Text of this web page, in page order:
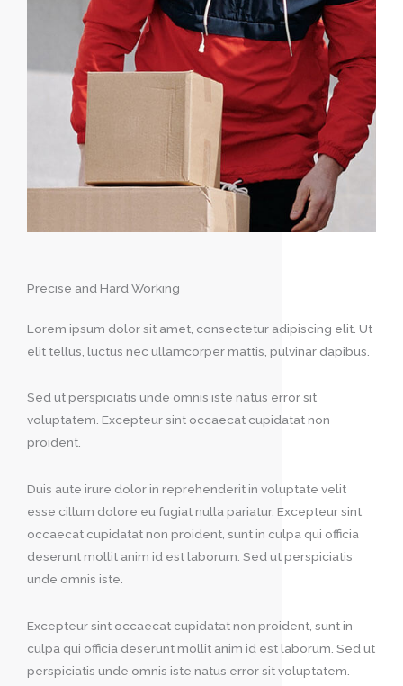
Precise and Hard Working
Lorem ipsum dolor sit amet, consectetur adipiscing elit. Ut
elit tellus, luctus nec ullamcorper mattis, pulvinar dapibus.
Sed ut perspiciatis unde omnis iste natus error sit
voluptatem. Excepteur sint occaecat cupidatat non
proident.
Duis aute irure dolor in reprehenderit in voluptate velit
esse cillum dolore eu fugiat nulla pariatur. Excepteur sint
occaecat cupidatat non proident, sunt in culpa qui officia
deserunt mollit anim id est laborum. Sed ut perspiciatis
unde omnis iste.
Excepteur sint occaecat cupidatat non proident, sunt in
culpa qui officia deserunt mollit anim id est laborum. Sed ut
perspiciatis unde omnis iste natus error sit voluptatem.